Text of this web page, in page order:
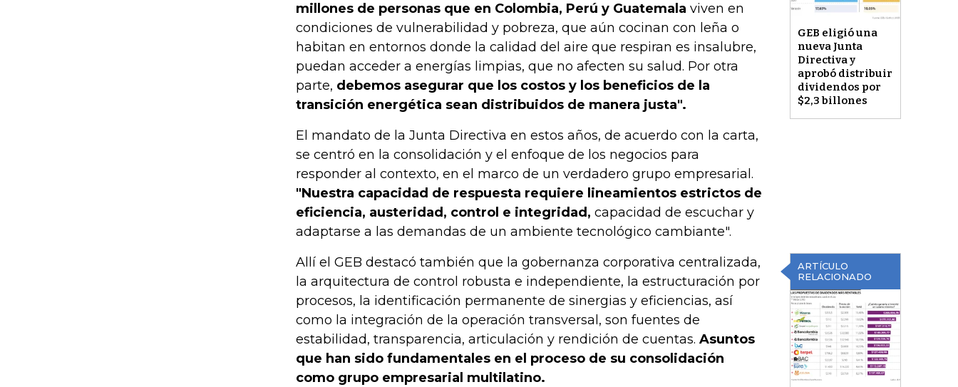
GEB eligió una
nueva Junta
Directiva y
aprobó distribuir
dividendos por
$2,3 billones
millones de personas que en Colombia, Perú y Guatemala viven en
condiciones de vulnerabilidad y pobreza, que aún cocinan con leña o
habitan en entornos donde la calidad del aire que respiran es insalubre,
puedan acceder a energías limpias, que no afecten su salud. Por otra
parte, debemos asegurar que los costos y los beneficios de la
transición energética sean distribuidos de manera justa".
El mandato de la Junta Directiva en estos años, de acuerdo con la carta,
se centró en la consolidación y el enfoque de los negocios para
responder al contexto, en el marco de un verdadero grupo empresarial.
"Nuestra capacidad de respuesta requiere lineamientos estrictos de
eficiencia, austeridad, control e integridad, capacidad de escuchar y
adaptarse a las demandas de un ambiente tecnológico cambiante".
ARTÍCULO
RELACIONADO
Allí el GEB destacó también que la gobernanza corporativa centralizada,
la arquitectura de control robusta e independiente, la estructuración por
procesos, la identificación permanente de sinergias y eficiencias, así
como la integración de la operación transversal, son fuentes de
estabilidad, transparencia, articulación y rendición de cuentas. Asuntos
que han sido fundamentales en el proceso de su consolidación
como grupo empresarial multilatino.